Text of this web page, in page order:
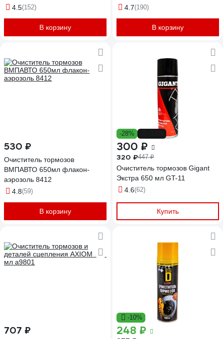
4.5(152)
В корзину
4.7(190)
В корзину
530 ₽
Очиститель тормозов
ВМПАВТО 650мл флакон-
аэрозоль 8412
4.8(59)
В корзину
-28%
300 ₽
320 ₽447 ₽
Очиститель тормозов Gigant
Экстра 650 мл GT-11
4.6(62)
Купить
707 ₽
-10%
248 ₽